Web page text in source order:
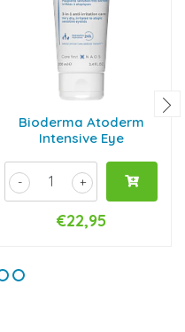
Bioderma Atoderm
Intensive Eye
+
-
€22,95